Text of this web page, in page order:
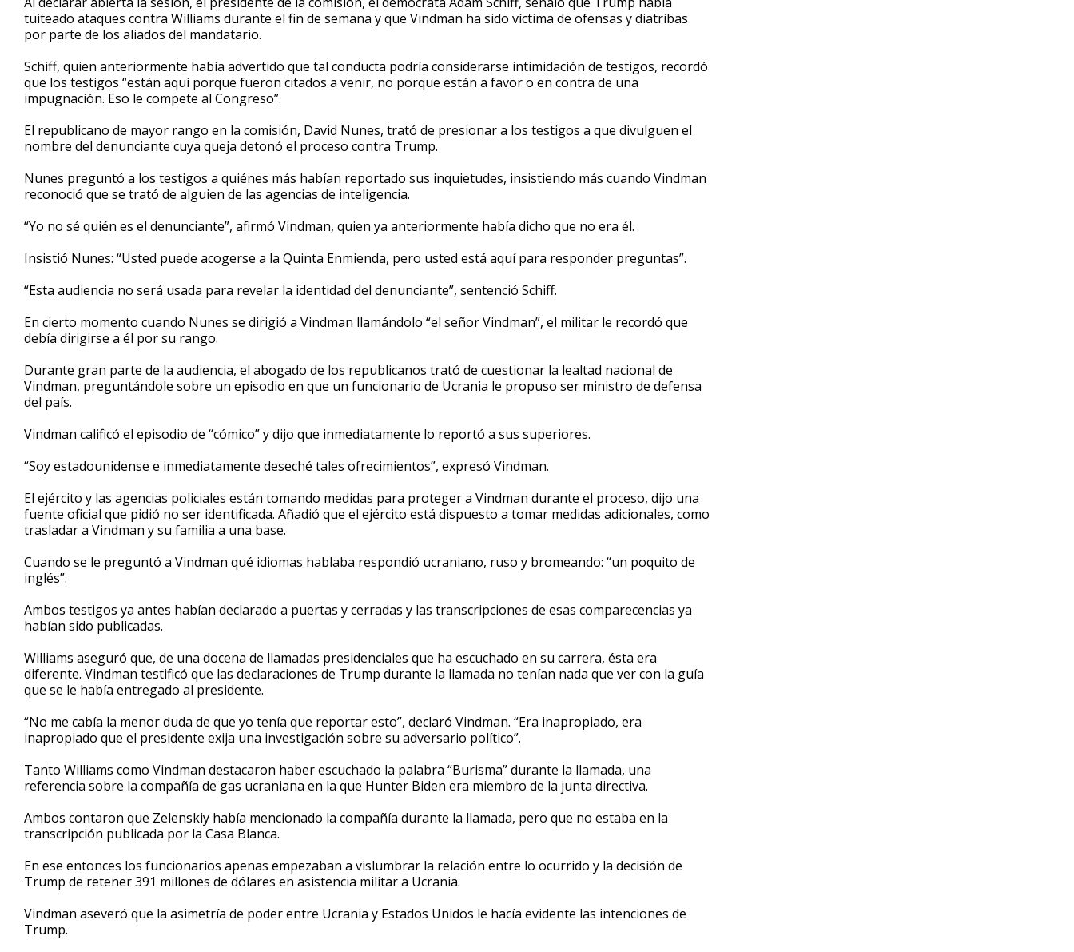
tuiteado ataques contra Williams durante el fin de semana y que Vindman ha sido víctima de ofensas y diatribas
por parte de los aliados del mandatario.
Schiff, quien anteriormente había advertido que tal conducta podría considerarse intimidación de testigos, recordó
que los testigos “están aquí porque fueron citados a venir, no porque están a favor o en contra de una
impugnación. Eso le compete al Congreso”.
El republicano de mayor rango en la comisión, David Nunes, trató de presionar a los testigos a que divulguen el
nombre del denunciante cuya queja detonó el proceso contra Trump.
Nunes preguntó a los testigos a quiénes más habían reportado sus inquietudes, insistiendo más cuando Vindman
reconoció que se trató de alguien de las agencias de inteligencia.
“Yo no sé quién es el denunciante”, afirmó Vindman, quien ya anteriormente había dicho que no era él.
Insistió Nunes: “Usted puede acogerse a la Quinta Enmienda, pero usted está aquí para responder preguntas”.
“Esta audiencia no será usada para revelar la identidad del denunciante”, sentenció Schiff.
En cierto momento cuando Nunes se dirigió a Vindman llamándolo “el señor Vindman”, el militar le recordó que
debía dirigirse a él por su rango.
Durante gran parte de la audiencia, el abogado de los republicanos trató de cuestionar la lealtad nacional de
Vindman, preguntándole sobre un episodio en que un funcionario de Ucrania le propuso ser ministro de defensa
del país.
Vindman calificó el episodio de “cómico” y dijo que inmediatamente lo reportó a sus superiores.
“Soy estadounidense e inmediatamente deseché tales ofrecimientos”, expresó Vindman.
El ejército y las agencias policiales están tomando medidas para proteger a Vindman durante el proceso, dijo una
fuente oficial que pidió no ser identificada. Añadió que el ejército está dispuesto a tomar medidas adicionales, como
trasladar a Vindman y su familia a una base.
Cuando se le preguntó a Vindman qué idiomas hablaba respondió ucraniano, ruso y bromeando: “un poquito de
inglés”.
Ambos testigos ya antes habían declarado a puertas y cerradas y las transcripciones de esas comparecencias ya
habían sido publicadas.
Williams aseguró que, de una docena de llamadas presidenciales que ha escuchado en su carrera, ésta era
diferente. Vindman testificó que las declaraciones de Trump durante la llamada no tenían nada que ver con la guía
que se le había entregado al presidente.
“No me cabía la menor duda de que yo tenía que reportar esto”, declaró Vindman. “Era inapropiado, era
inapropiado que el presidente exija una investigación sobre su adversario político”.
Tanto Williams como Vindman destacaron haber escuchado la palabra “Burisma” durante la llamada, una
referencia sobre la compañía de gas ucraniana en la que Hunter Biden era miembro de la junta directiva.
Ambos contaron que Zelenskiy había mencionado la compañía durante la llamada, pero que no estaba en la
transcripción publicada por la Casa Blanca.
En ese entonces los funcionarios apenas empezaban a vislumbrar la relación entre lo ocurrido y la decisión de
Trump de retener 391 millones de dólares en asistencia militar a Ucrania.
Vindman aseveró que la asimetría de poder entre Ucrania y Estados Unidos le hacía evidente las intenciones de
Trump.